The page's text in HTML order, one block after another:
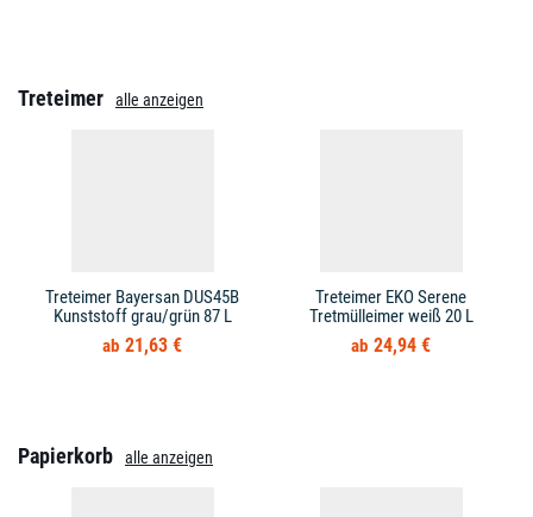
Treteimer alle anzeigen
Treteimer Bayersan DUS45B
Kunststoff grau/grün 87 L
21,63 €
Treteimer EKO Serene
Tretmülleimer weiß 20 L
24,94 €
Papierkorb alle anzeigen